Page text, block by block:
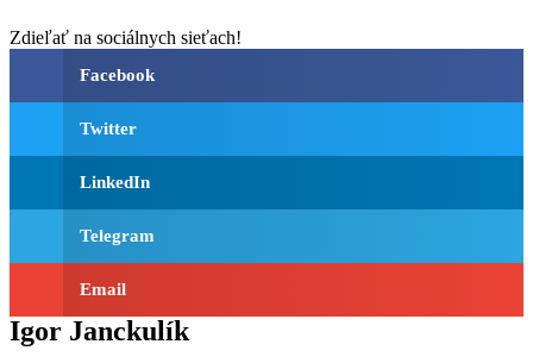
Zdieľať na sociálnych sieťach!
Facebook
Twitter
LinkedIn
Telegram
Email
Igor Janckulík